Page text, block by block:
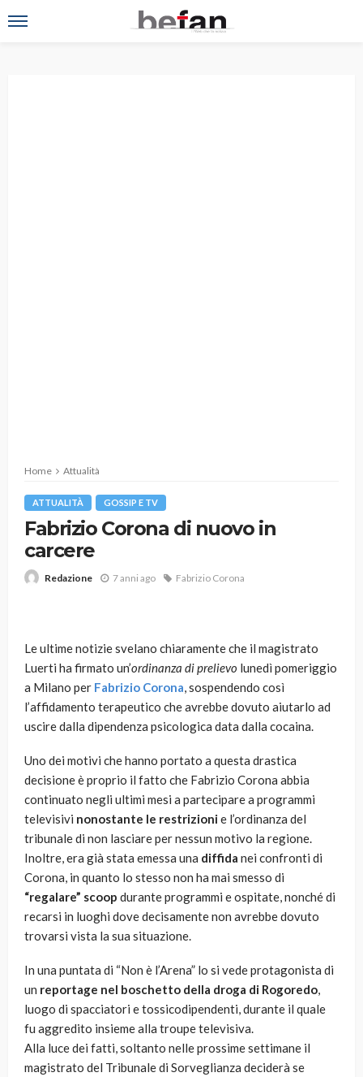
Home Attualità
ATTUALITÀ GOSSIP E TV
Fabrizio Corona di nuovo in
carcere
Redazione 7 anni ago Fabrizio Corona
Le ultime notizie svelano chiaramente che il magistrato
Luerti ha firmato un’ordinanza di prelievo lunedì pomeriggio
a Milano per Fabrizio Corona, sospendendo così
l’affidamento terapeutico che avrebbe dovuto aiutarlo ad
uscire dalla dipendenza psicologica data dalla cocaina.
Uno dei motivi che hanno portato a questa drastica
decisione è proprio il fatto che Fabrizio Corona abbia
continuato negli ultimi mesi a partecipare a programmi
televisivi nonostante le restrizionie l’ordinanza del
tribunale di non lasciare per nessun motivo la regione.
Inoltre, era già stata emessa una diffida nei confronti di
Corona, in quanto lo stesso non ha mai smesso di
“regalare” scoop durante programmi e ospitate, nonché di
recarsi in luoghi dove decisamente non avrebbe dovuto
trovarsi vista la sua situazione.
In una puntata di “Non è l’Arena” lo si vede protagonista di
un reportage nel boschetto della droga di Rogoredo,
luogo di spacciatori e tossicodipendenti, durante il quale
fu aggredito insieme alla troupe televisiva.
Alla luce dei fatti, soltanto nelle prossime settimane il
magistrato del Tribunale di Sorveglianza deciderà se